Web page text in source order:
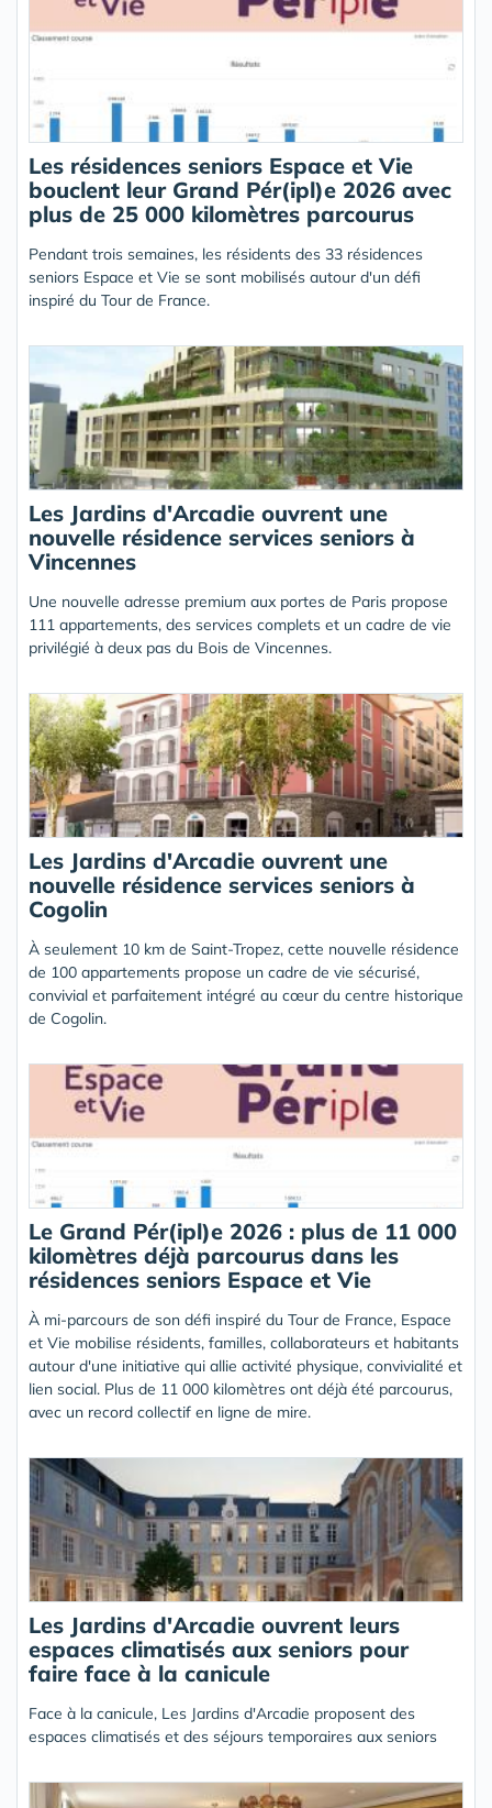
Les résidences seniors Espace et Vie
bouclent leur Grand Pér(ipl)e 2026 avec
plus de 25 000 kilomètres parcourus
Pendant trois semaines, les résidents des 33 résidences
seniors Espace et Vie se sont mobilisés autour d'un défi
inspiré du Tour de France.
Les Jardins d'Arcadie ouvrent une
nouvelle résidence services seniors à
Vincennes
Une nouvelle adresse premium aux portes de Paris propose
111 appartements, des services complets et un cadre de vie
privilégié à deux pas du Bois de Vincennes.
Les Jardins d'Arcadie ouvrent une
nouvelle résidence services seniors à
Cogolin
À seulement 10 km de Saint-Tropez, cette nouvelle résidence
de 100 appartements propose un cadre de vie sécurisé,
convivial et parfaitement intégré au cœur du centre historique
de Cogolin.
Le Grand Pér(ipl)e 2026 : plus de 11 000
kilomètres déjà parcourus dans les
résidences seniors Espace et Vie
À mi-parcours de son défi inspiré du Tour de France, Espace
et Vie mobilise résidents, familles, collaborateurs et habitants
autour d'une initiative qui allie activité physique, convivialité et
lien social. Plus de 11 000 kilomètres ont déjà été parcourus,
avec un record collectif en ligne de mire.
Les Jardins d'Arcadie ouvrent leurs
espaces climatisés aux seniors pour
faire face à la canicule
Face à la canicule, Les Jardins d'Arcadie proposent des
espaces climatisés et des séjours temporaires aux seniors